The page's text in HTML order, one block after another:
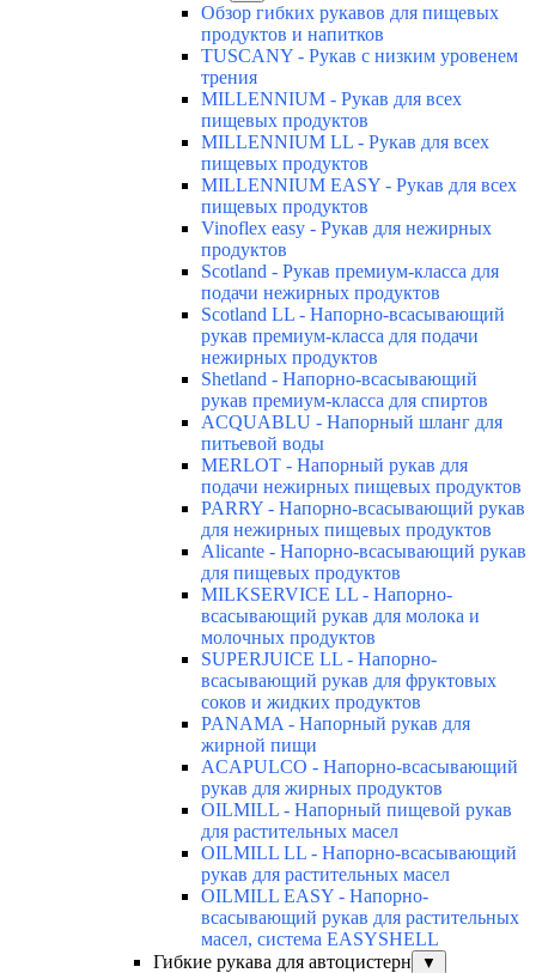
Обзор гибких рукавов для пищевых
продуктов и напитков
TUSCANY - Рукав с низким уровенем
трения
MILLENNIUM - Рукав для всех
пищевых продуктов
MILLENNIUM LL - Рукав для всех
пищевых продуктов
MILLENNIUM EASY - Рукав для всех
пищевых продуктов
Vinoflex easy - Рукав для нежирных
продуктов
Scotland - Рукав премиум-класса для
подачи нежирных продуктов
Scotland LL - Напорно-всасывающий
рукав премиум-класса для подачи
нежирных продуктов
Shetland - Напорно-всасывающий
рукав премиум-класса для спиртов
ACQUABLU - Напорный шланг для
питьевой воды
MERLOT - Напорный рукав для
подачи нежирных пищевых продуктов
PARRY - Напорно-всасывающий рукав
для нежирных пищевых продуктов
Alicante - Напорно-всасывающий рукав
для пищевых продуктов
MILKSERVICE LL - Напорно-
всасывающий рукав для молока и
молочных продуктов
SUPERJUICE LL - Напорно-
всасывающий рукав для фруктовых
соков и жидких продуктов
PANAMA - Напорный рукав для
жирной пищи
ACAPULCO - Напорно-всасывающий
рукав для жирных продуктов
OILMILL - Напорный пищевой рукав
для растительных масел
OILMILL LL - Напорно-всасывающий
рукав для растительных масел
OILMILL EASY - Напорно-
всасывающий рукав для растительных
масел, система EASYSHELL
Гибкие рукава для автоцистерн
▼